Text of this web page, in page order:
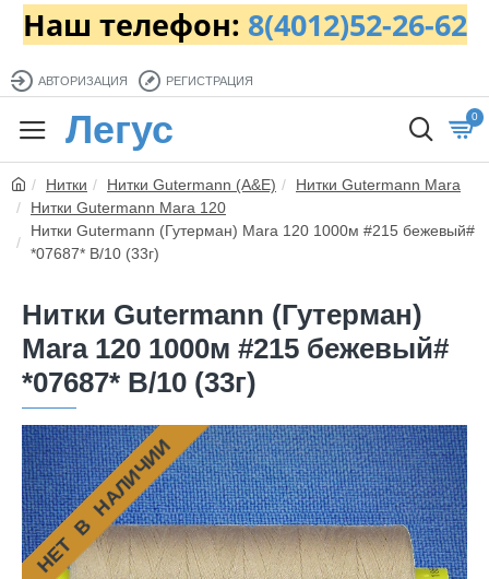
Наш телефон: 8(4012)52-26-62
АВТОРИЗАЦИЯ РЕГИСТРАЦИЯ
Легус 0
Нитки Нитки Gutermann (A&E)
Нитки Gutermann Mara
Нитки Gutermann Mara 120
Нитки Gutermann (Гутерман) Mara 120 1000м #215 бежевый#
*07687* B/10 (33г)
Нитки Gutermann (Гутерман)
Mara 120 1000м #215 бежевый#
*07687* B/10 (33г)
НЕТ В НАЛИЧИИ